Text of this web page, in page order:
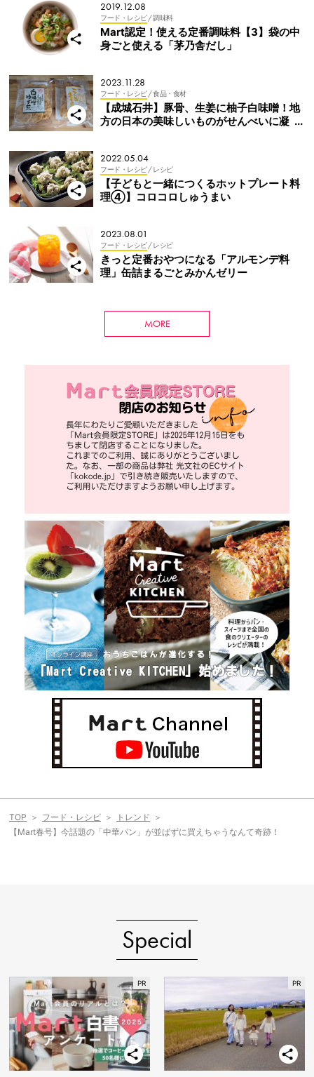
2019.12.08
フード・レシピ/ 調味料
Mart認定！使える定番調味料【3】袋の中
身ごと使える「茅乃舎だし」
2023.11.28
フード・レシピ/ 食品・食材
【成城石井】豚骨、生姜に柚子白味噌！地
方の日本の美味しいものがせんべいに凝
2022.05.04
フード・レシピ/ レシピ
【子どもと一緒につくるホットプレート料
理④】コロコロしゅうまい
2023.08.01
フード・レシピ/ レシピ
きっと定番おやつになる「アルモンデ料
理」缶詰まるごとみかんゼリー
MORE
TOP フード・レシピ
トレンド
【Mart春号】今話題の「中華パン」が並ばずに買えちゃうなんて奇跡！
Special